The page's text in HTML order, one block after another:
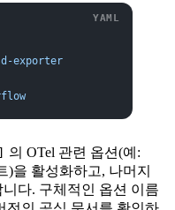
exporter
의 OTel 관련 옵션(예:
)을 활성화하고, 나머지
다. 구체적인 옵션 이름